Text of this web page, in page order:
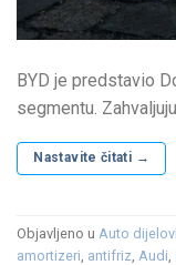
BYD je predstavio
segmentu.
Nastavite čitati →
Objavljeno u Auto dijelovi
amortizeri, antifriz, Audi,